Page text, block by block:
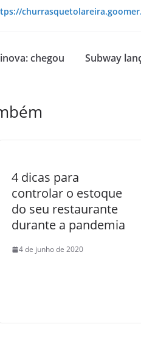
chegou
Subway
4 dicas para
controlar o estoque
do seu restaurante
durante a pandemia
4 de junho de 2020